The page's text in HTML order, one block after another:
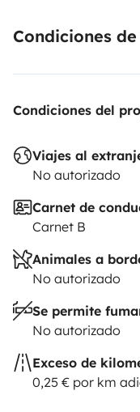
Condiciones
Condiciones del
Viajes al
No autorizado
Carnet de
Carnet B
Animales a
No autorizado
Se permite
No autorizado
Exceso de
0,25 € por km